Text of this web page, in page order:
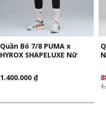
Quần Bó 7/8 PUMA x
HYROX SHAPELUXE Nữ
1.400.000 ₫